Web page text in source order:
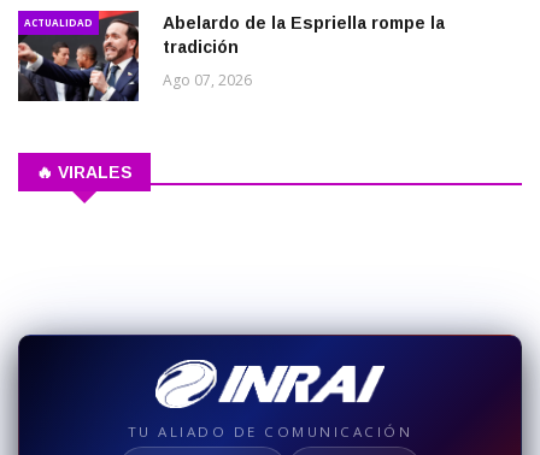
ACTUALIDAD
Abelardo de la Espriella rompe la
tradición
Ago 07, 2026
🔥 VIRALES
TU ALIADO DE COMUNICACIÓN